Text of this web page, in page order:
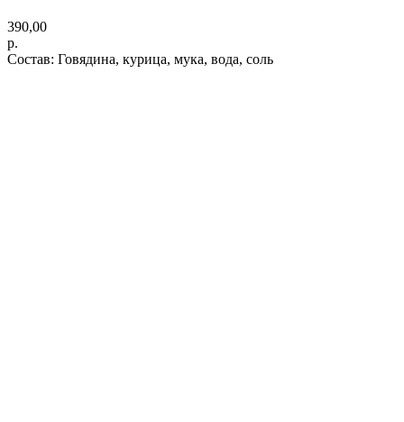
390,00
р.
Состав: Говядина, курица, мука, вода, соль